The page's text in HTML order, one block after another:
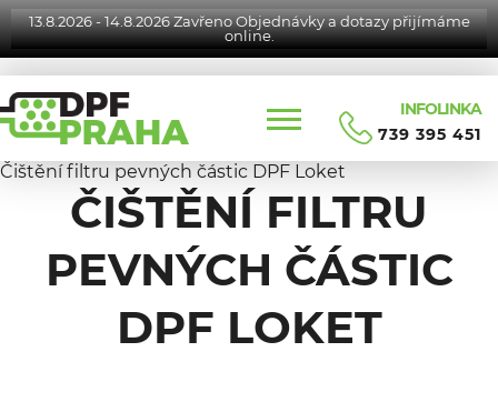
13.8.2026 - 14.8.2026 Zavřeno Objednávky a dotazy přijímáme
online.
INFOLINKA
739 395 451
Čištění filtru pevných částic DPF Loket
ČIŠTĚNÍ FILTRU
PEVNÝCH ČÁSTIC
DPF LOKET